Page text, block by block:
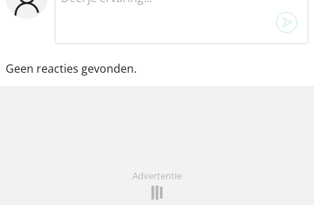
Geen reacties gevonden.
Advertentie